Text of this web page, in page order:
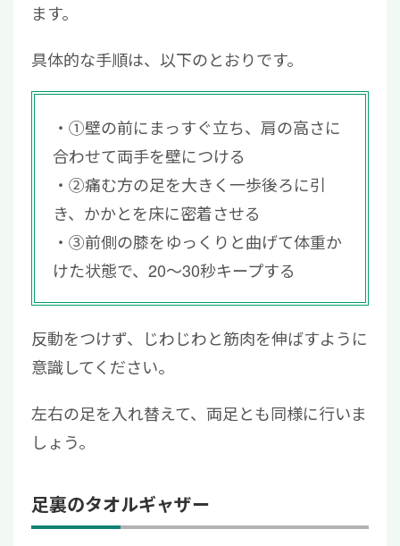
ます。
具体的な手順は、以下のとおりです。
①壁の前にまっすぐ立ち、肩の高さに
合わせて両手を壁につける
②痛む方の足を大きく一歩後ろに引
き、かかとを床に密着させる
③前側の膝をゆっくりと曲げて体重か
けた状態で、20〜30秒キープする
反動をつけず、じわじわと筋肉を伸ばすように
意識してください。
左右の足を入れ替えて、両足とも同様に行いま
しょう。
足裏のタオルギャザー